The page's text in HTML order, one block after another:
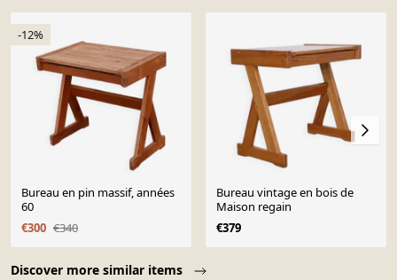
Discover more similar items
-12%
Bureau en pin massif, années
60
€300 €340
Bureau vintage en bois de
Maison regain
€379